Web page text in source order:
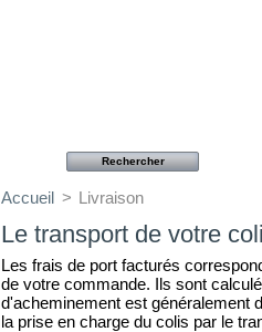
Accueil > Livraison
Le transport de votre
Les frais de port facturés
de votre commande. Ils sont
d'acheminement est généralement
la prise en charge du colis par le